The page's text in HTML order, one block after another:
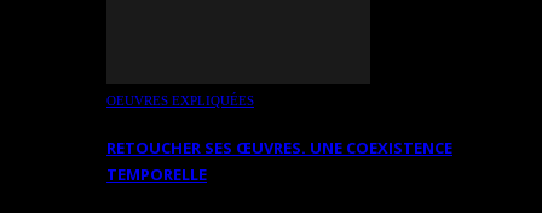
OEUVRES EXPLIQUÉES
RETOUCHER SES ŒUVRES. UNE COEXISTENCE
TEMPORELLE